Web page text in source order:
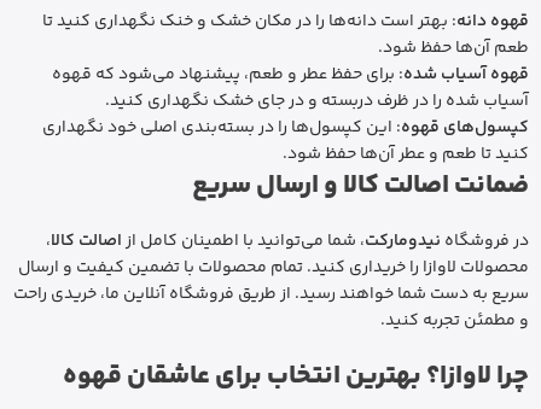
قهوه دانه: بهتر است دانه‌ها را در مکان خشک و خنک نگهداری کنید تا
طعم آن‌ها حفظ شود.
قهوه آسیاب شده: برای حفظ عطر و طعم، پیشنهاد می‌شود که قهوه
آسیاب شده را در ظرف دربسته و در جای خشک نگهداری کنید.
کپسول‌های قهوه: این کپسول‌ها را در بسته‌بندی اصلی خود نگهداری
کنید تا طعم و عطر آن‌ها حفظ شود.
ضمانت اصالت کالا و ارسال سریع
در فروشگاه نیدومارکت، شما می‌توانید با اطمینان کامل ازاصالت کالا،
محصولات لاوازا را خریداری کنید. تمام محصولات با تضمین کیفیت و ارسال
سریع به دست شما خواهند رسید. از طریق فروشگاه آنلاین ما، خریدی راحت
و مطمئن تجربه کنید.
چرا لاوازا؟ بهترین انتخاب برای عاشقان قهوه